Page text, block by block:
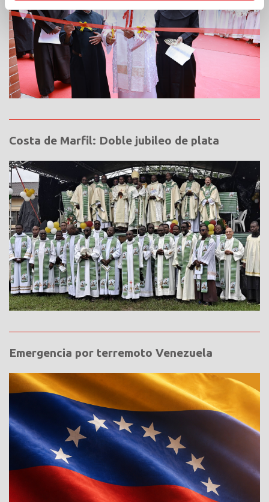
Costa de Marfil: Doble jubileo de plata
Emergencia por terremoto Venezuela